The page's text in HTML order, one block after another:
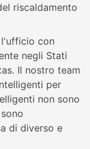
riscaldamento
con
negli Stati
Il nostro team
per
non sono
di diverso e